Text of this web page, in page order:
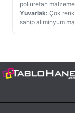
poliüretan
Yuvarlak: Çok
sahip aliminyum